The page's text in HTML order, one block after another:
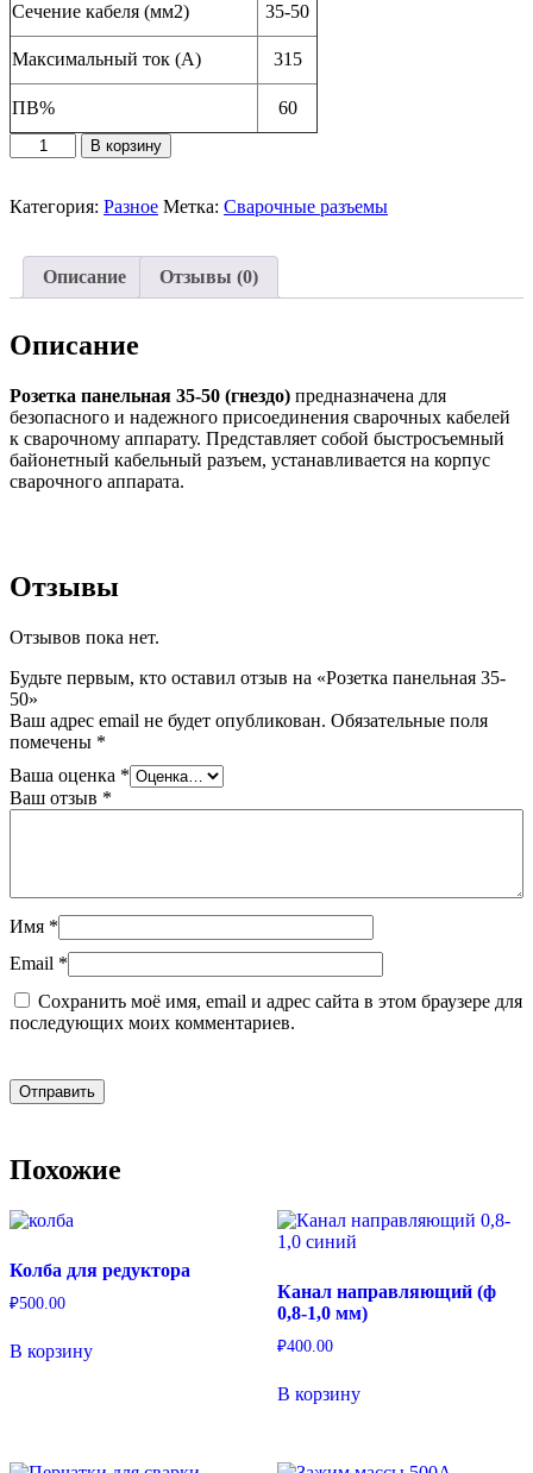
Сечение кабеля (мм2) 35-50
Максимальный ток (А) 315
ПВ%
60
Количество
товара
панельная
В корзину
Категория: Разное Метка: Сварочные разъемы
Описание Отзывы (0)
Описание
Розетка панельная 35-50 (гнездо) предназначена для
безопасного и надежного присоединения сварочных кабелей
к сварочному аппарату. Представляет собой быстросъемный
байонетный кабельный разъем, устанавливается на корпус
сварочного аппарата.
Отзывы
Отзывов пока нет.
Будьте первым, кто оставил отзыв на «Розетка панельная 35-
50»
Ваш адрес email не будет опубликован. Обязательные поля
помечены *
Ваша оценка *
Ваш отзыв *
Имя *
Email *
Сохранить моё имя, email и адрес сайта в этом браузере для
последующих моих комментариев.
Похожие
Колба для редуктора
₽500.00
В корзину
Канал направляющий (ф
0,8-1,0 мм)
₽400.00
В корзину